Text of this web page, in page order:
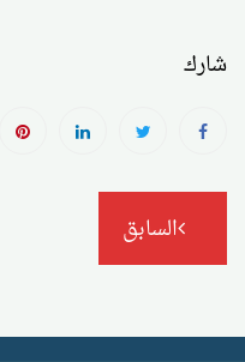
شارك
تصفّح
المقالات
السابق